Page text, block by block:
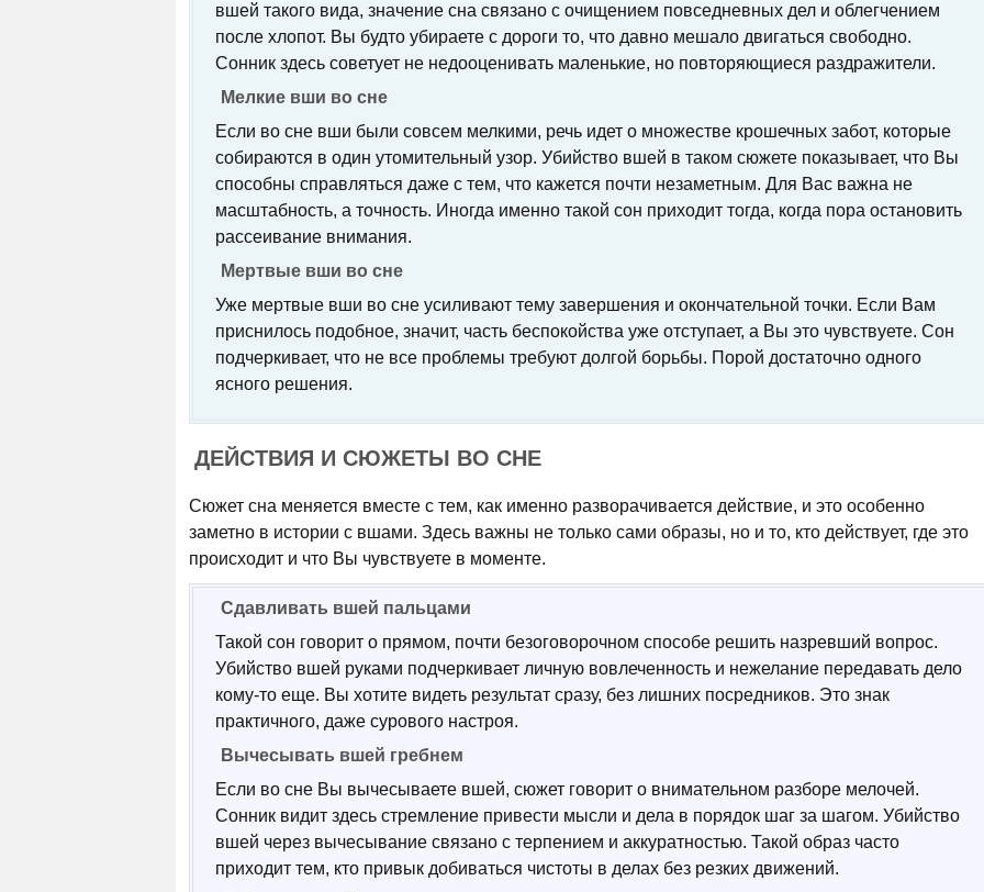
вшей такого вида, значение сна связано с очищением повседневных дел и облегчением
после хлопот. Вы будто убираете с дороги то, что давно мешало двигаться свободно.
Сонник здесь советует не недооценивать маленькие, но повторяющиеся раздражители.
Мелкие вши во сне
Если во сне вши были совсем мелкими, речь идет о множестве крошечных забот, которые
собираются в один утомительный узор. Убийство вшей в таком сюжете показывает, что Вы
способны справляться даже с тем, что кажется почти незаметным. Для Вас важна не
масштабность, а точность. Иногда именно такой сон приходит тогда, когда пора остановить
рассеивание внимания.
Мертвые вши во сне
Уже мертвые вши во сне усиливают тему завершения и окончательной точки. Если Вам
приснилось подобное, значит, часть беспокойства уже отступает, а Вы это чувствуете. Сон
подчеркивает, что не все проблемы требуют долгой борьбы. Порой достаточно одного
ясного решения.
ДЕЙСТВИЯ И СЮЖЕТЫ ВО СНЕ
Сюжет сна меняется вместе с тем, как именно разворачивается действие, и это особенно
заметно в истории с вшами. Здесь важны не только сами образы, но и то, кто действует, где это
происходит и что Вы чувствуете в моменте.
Сдавливать вшей пальцами
Такой сон говорит о прямом, почти безоговорочном способе решить назревший вопрос.
Убийство вшей руками подчеркивает личную вовлеченность и нежелание передавать дело
кому-то еще. Вы хотите видеть результат сразу, без лишних посредников. Это знак
практичного, даже сурового настроя.
Вычесывать вшей гребнем
Если во сне Вы вычесываете вшей, сюжет говорит о внимательном разборе мелочей.
Сонник видит здесь стремление привести мысли и дела в порядок шаг за шагом. Убийство
вшей через вычесывание связано с терпением и аккуратностью. Такой образ часто
приходит тем, кто привык добиваться чистоты в делах без резких движений.